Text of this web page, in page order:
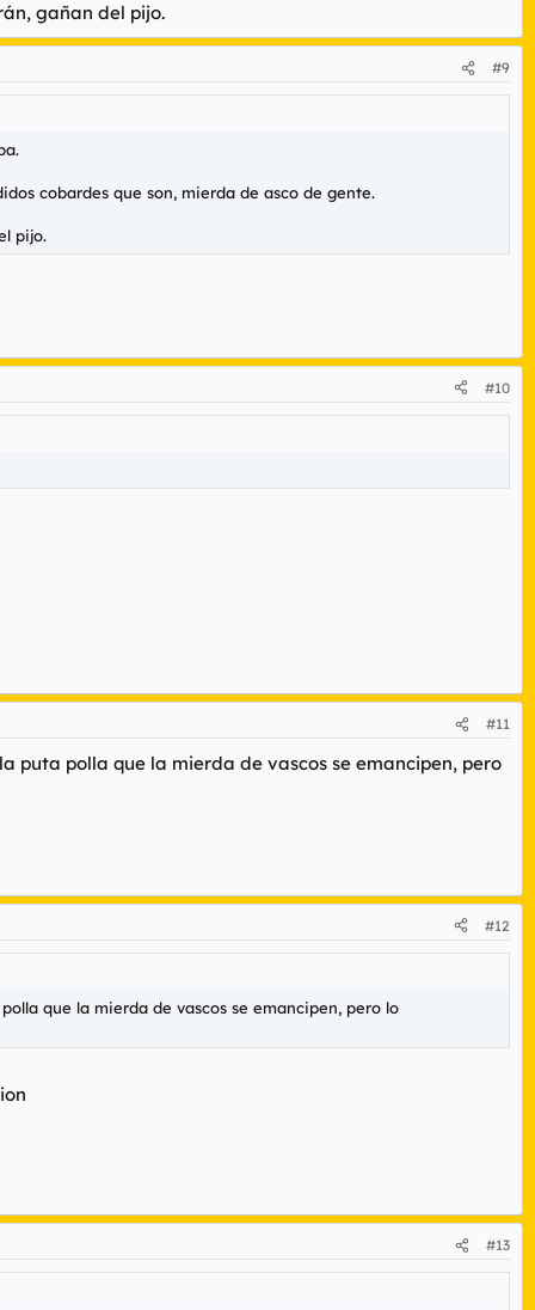
gañan del pijo.
#9
cobardes que son, mierda de asco de gente.
pijo.
#10
#11
puta polla que la mierda de vascos se emancipen, pero
#12
que la mierda de vascos se emancipen, pero lo
#13